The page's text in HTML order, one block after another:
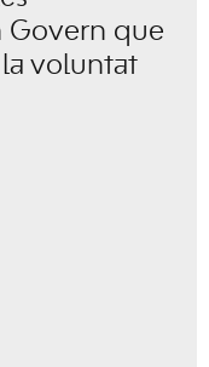
Govern que
la voluntat